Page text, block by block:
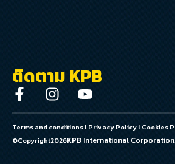
ติดตาม KPB
Terms and conditionslPrivacy PolicylCookies
©Copyright2026KPB International